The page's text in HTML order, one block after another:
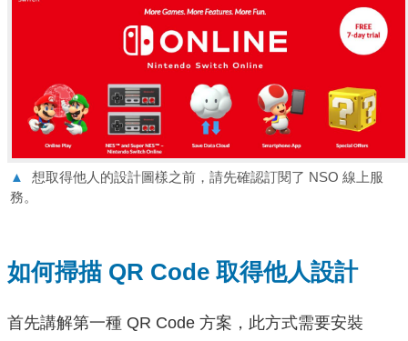
▲
想取得他人的設計圖樣之前，請先確認訂閱了 NSO 線上服
務。
如何掃描 QR Code 取得他人設計
首先講解第一種 QR Code 方案，此方式需要安裝